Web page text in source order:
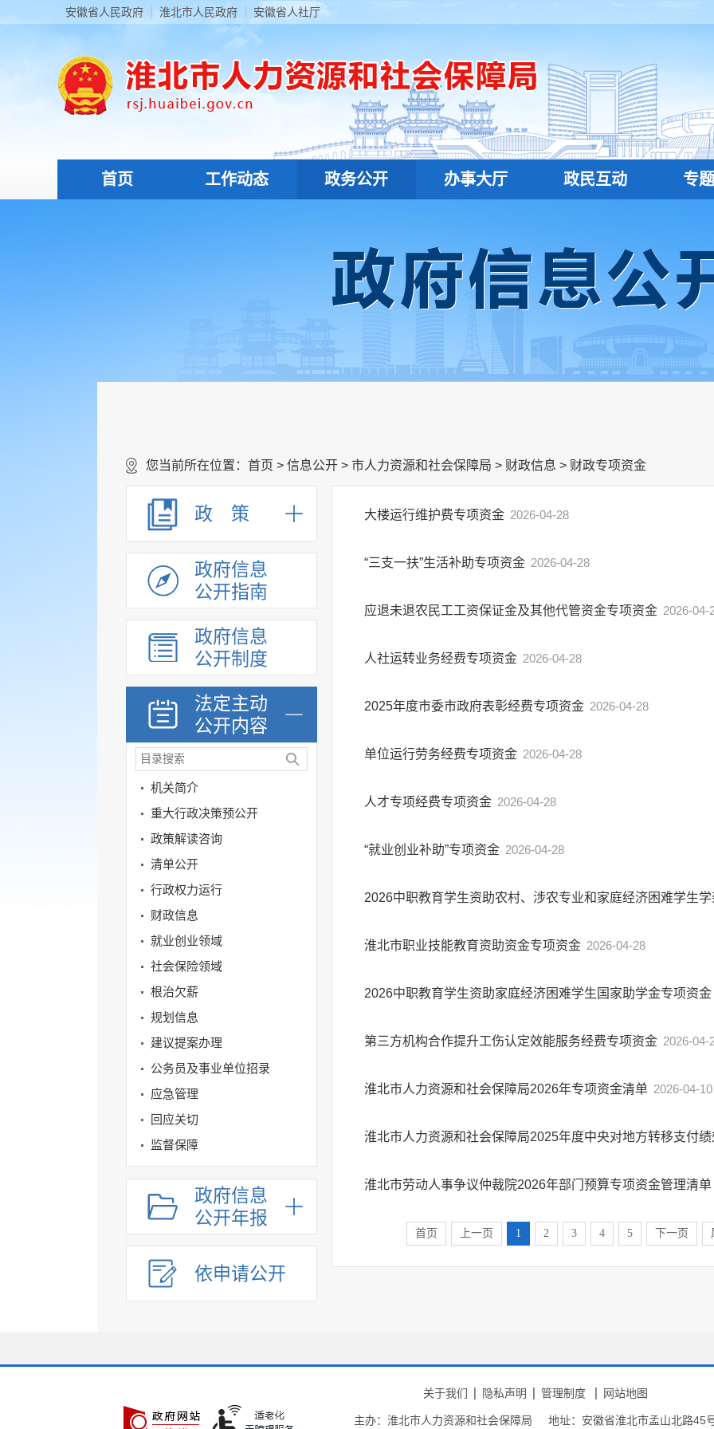
安徽省人民政府 淮北市人民政府 安徽省人社厅
首页 工作动态 政务公开 办事大厅 政民互动 专
您当前所在位置： 首页 > 信息公开 > 市人力资源和社会保障局 > 财政信息 > 财政专项资金
政 策
政府信息
公开指南
政府信息
公开制度
法定主动
公开内容
机关简介
重大行政决策预公开
政策解读咨询
清单公开
行政权力运行
财政信息
就业创业领域
社会保险领域
根治欠薪
规划信息
建议提案办理
公务员及事业单位招录
应急管理
回应关切
监督保障
其他法定信息
政府信息
公开年报
依申请公开
大楼运行维护费专项资金 2026-04-28
“三支一扶”生活补助专项资金 2026-04-28
应退未退农民工工资保证金及其他代管资金专项资金 2026-04-
人社运转业务经费专项资金 2026-04-28
2025年度市委市政府表彰经费专项资金 2026-04-28
单位运行劳务经费专项资金 2026-04-28
人才专项经费专项资金 2026-04-28
“就业创业补助”专项资金 2026-04-28
2026中职教育学生资助农村、涉农专业和家庭经济困难学生
淮北市职业技能教育资助资金专项资金 2026-04-28
2026中职教育学生资助家庭经济困难学生国家助学金专项资金
第三方机构合作提升工伤认定效能服务经费专项资金 2026-04-
淮北市人力资源和社会保障局2026年专项资金清单 2026-04-10
淮北市人力资源和社会保障局2025年度中央对地方转移支付
淮北市劳动人事争议仲裁院2026年部门预算专项资金管理清单
首页 上一页 1 2 3 4 5 下一页
关于我们 隐私声明 管理制度 网站地图
主办：淮北市人力资源和社会保障局 地址：安徽省淮北市孟山北路45